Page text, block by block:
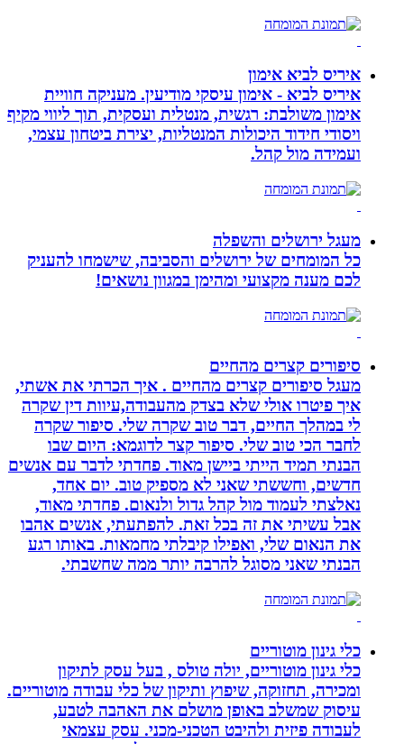
איריס לביא אימון
איריס לביא - אימון עיסקי מודיעין. מעניקה חוויית
אימון משולבת: רגשית, מנטלית ועסקית, תוך ליווי מקיף
ויסודי חידוד היכולות המנטליות, יצירת ביטחון עצמי,
ועמידה מול קהל.
מעגל ירושלים והשפלה
כל המומחים של ירושלים והסביבה, שישמחו להעניק
לכם מענה מקצועי ומהימן במגוון נושאים!
סיפורים קצרים מהחיים
מעגל סיפורים קצרים מהחיים . איך הכרתי את אשתי,
איך פיטרו אולי שלא בצדק מהעבודה,עיוות דין שקרה
לי במהלך החיים, דבר טוב שקרה שלי. סיפור שקרה
לחבר הכי טוב שלי. סיפור קצר לדוגמא: היום שבו
הבנתי תמיד הייתי ביישן מאוד. פחדתי לדבר עם אנשים
חדשים, וחששתי שאני לא מספיק טוב. יום אחד,
נאלצתי לעמוד מול קהל גדול ולנאום. פחדתי מאוד,
אבל עשיתי את זה בכל זאת. להפתעתי, אנשים אהבו
את הנאום שלי, ואפילו קיבלתי מחמאות. באותו רגע
הבנתי שאני מסוגל להרבה יותר ממה שחשבתי.
כלי גינון מוטוריים
כלי גינון מוטוריים, יולה טולס , בעל עסק לתיקון
ומכירה, תחזוקה, שיפוץ ותיקון של כלי עבודה מוטוריים.
עיסוק שמשלב באופן מושלם את האהבה לטבע,
לעבודה פיזית ולהיבט הטכני-מכני. עסק עצמאי